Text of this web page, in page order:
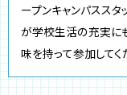
ープンキャンパスス
が学校生活の充実に
味を持って参加してく